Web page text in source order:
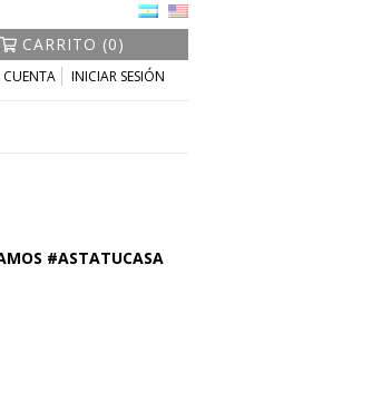
CARRITO (0)
CUENTA INICIAR SESIÓN